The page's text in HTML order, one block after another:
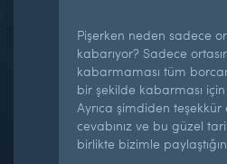
Pişerken neden sadece
kabarıyor? Sadece
kabarmaması tüm
bir şekilde kabarması
Ayrıca şimdiden teşekkür
cevabınız ve bu güzel
birlikte bizimle